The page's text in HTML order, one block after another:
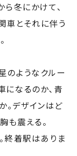
冬にかけて、
とそれに伴う
のようなクルー
になるのか、青
。デザインはど
も震える。
終着駅はありま